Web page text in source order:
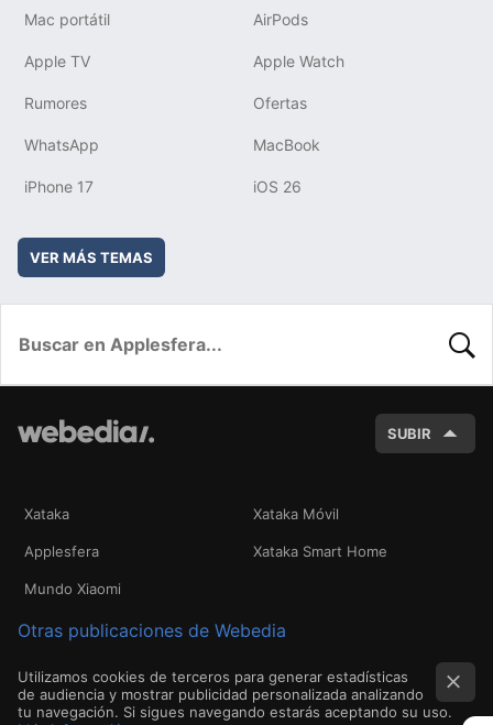
Mac portátil AirPods
Apple TV Apple Watch
Rumores Ofertas
WhatsApp MacBook
iPhone 17 iOS 26
VER MÁS TEMAS
SUBIR
Xataka Xataka Móvil
Applesfera Xataka Smart Home
Mundo Xiaomi
Otras publicaciones de Webedia
Utilizamos cookies de terceros para generar estadísticas
de audiencia y mostrar publicidad personalizada analizando
tu navegación. Si sigues navegando estarás aceptando su uso.